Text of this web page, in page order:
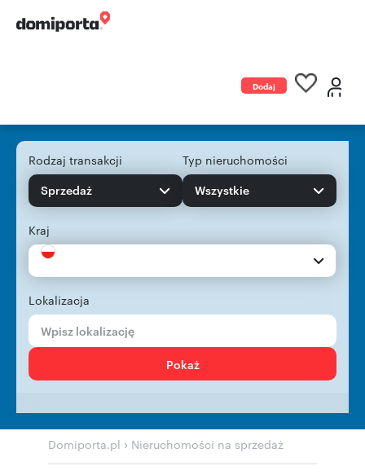
Dodaj
Rodzaj transakcji
Sprzedaż
Typ nieruchomości
Wszystkie
Kraj
Lokalizacja
Pokaż
Domiporta.pl › Nieruchomości na sprzedaż